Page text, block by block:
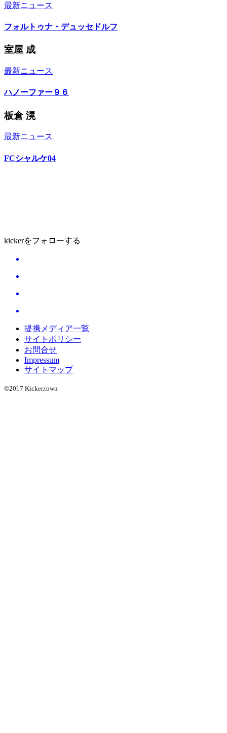
最新ニュース
フォルトゥナ・デュッセドルフ
室屋 成
最新ニュース
ハノーファー９６
板倉 滉
最新ニュース
FCシャルケ04
kickerをフォローする
提携メディア一覧
サイトポリシー
お問合せ
Impressum
サイトマップ
©2017 Kicker.town